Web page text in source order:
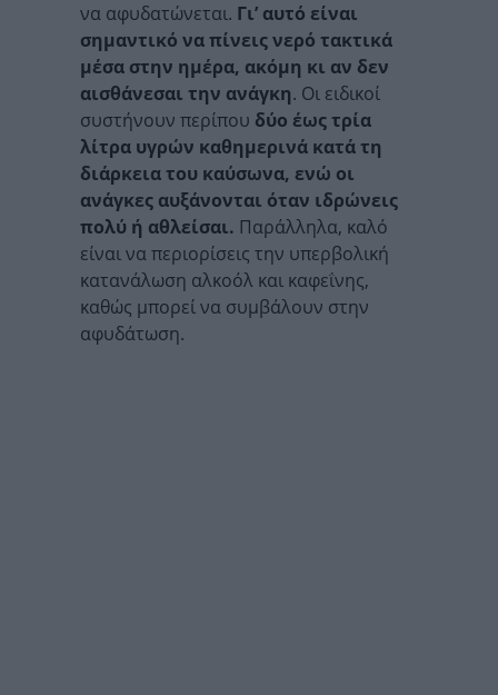
να αφυδατώνεται. Γι’ αυτό είναι
σημαντικό να πίνεις νερό τακτικά
μέσα στην ημέρα, ακόμη κι αν δεν
αισθάνεσαι την ανάγκη. Οι ειδικοί
συστήνουν περίπου δύο έως τρία
λίτρα υγρών καθημερινά κατά τη
διάρκεια του καύσωνα, ενώ οι
ανάγκες αυξάνονται όταν ιδρώνεις
πολύ ή αθλείσαι. Παράλληλα, καλό
είναι να περιορίσεις την υπερβολική
κατανάλωση αλκοόλ και καφεΐνης,
καθώς μπορεί να συμβάλουν στην
αφυδάτωση.